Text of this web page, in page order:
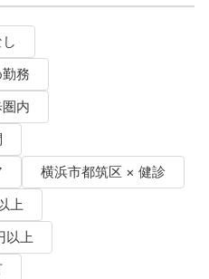
務
内
横浜市都筑区 × 健診
上
以上